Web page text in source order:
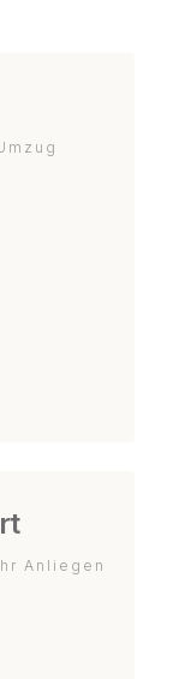
Anliegen